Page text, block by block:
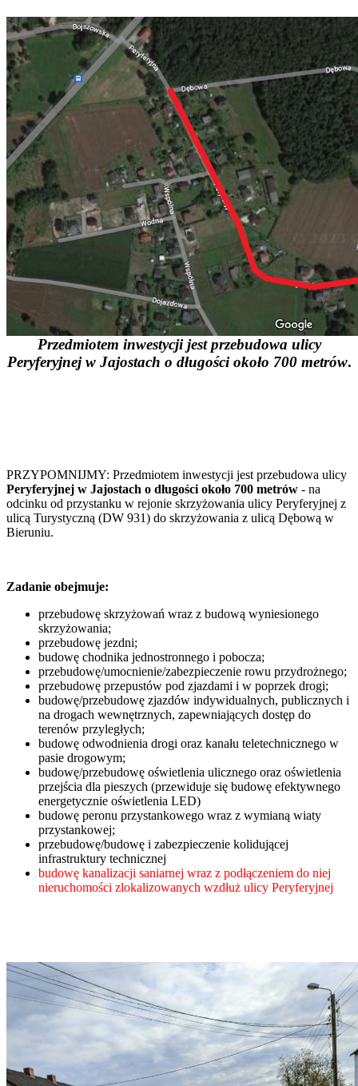
Przedmiotem inwestycji jest przebudowa ulicy
Peryferyjnejw Jajostach o długości około 700 metrów.
PRZYPOMNIJMY: Przedmiotem inwestycji jest przebudowa ulicy
Peryferyjnej w Jajostach o długości około 700 metrów - na
odcinku od przystanku w rejonie skrzyżowania ulicy Peryferyjnej z
ulicą Turystyczną (DW 931) do skrzyżowania z ulicą Dębową w
Bieruniu.
Zadanie obejmuje:
przebudowę skrzyżowań wraz z budową wyniesionego
skrzyżowania;
przebudowę jezdni;
budowę chodnika jednostronnego i pobocza;
przebudowę/umocnienie/zabezpieczenie rowu przydrożnego;
przebudowę przepustów pod zjazdami i w poprzek drogi;
budowę/przebudowę zjazdów indywidualnych, publicznych i
na drogach wewnętrznych, zapewniających dostęp do
terenów przyległych;
budowę odwodnienia drogi oraz kanału teletechnicznego w
pasie drogowym;
budowę/przebudowę oświetlenia ulicznego oraz oświetlenia
przejścia dla pieszych (przewiduje się budowę efektywnego
energetycznie oświetlenia LED)
budowę peronu przystankowego wraz z wymianą wiaty
przystankowej;
przebudowę/budowę i zabezpieczenie kolidującej
infrastruktury technicznej
budowę kanalizacji saniarnej wraz z podłączeniem do niej
nieruchomości zlokalizowanych wzdłuż ulicy Peryferyjnej